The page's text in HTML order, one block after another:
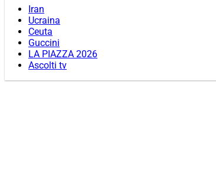
Iran
Ucraina
Ceuta
Guccini
LA PIAZZA 2026
Ascolti tv